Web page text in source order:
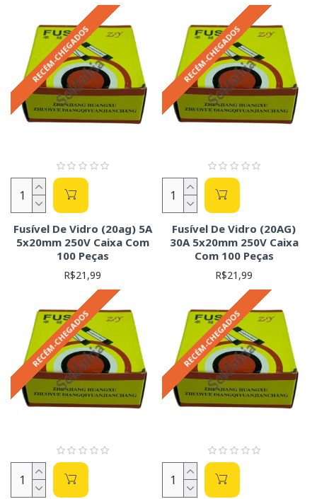
RECÉM-CHEGADOS
Fusível De Vidro (20ag) 5A
5x20mm 250V Caixa Com
100 Peças
R$21,99
RECÉM-CHEGADOS
Fusível De Vidro (20AG)
30A 5x20mm 250V Caixa
Com 100 Peças
R$21,99
RECÉM-CHEGADOS RECÉM-CHEGADOS